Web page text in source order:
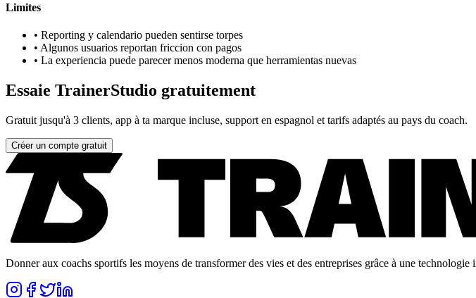
Limites
• Reporting y calendario pueden sentirse torpes
• Algunos usuarios reportan friccion con pagos
• La experiencia puede parecer menos moderna que herramientas nuevas
Essaie TrainerStudio gratuitement
Gratuit jusqu'à 3 clients, app à ta marque incluse, support en espagnol et tarifs adaptés au pays du coach.
Créer un compte gratuit
Donner aux coachs sportifs les moyens de transformer des vies et des entreprises grâce à une